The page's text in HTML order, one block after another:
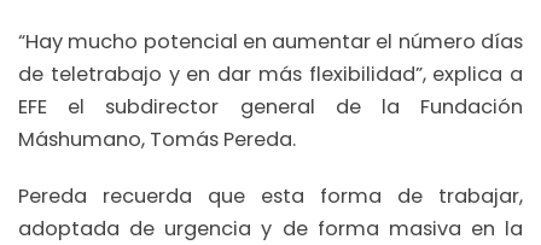
“Hay mucho potencial en aumentar el número días
de teletrabajo y en dar más flexibilidad”, explica a
EFE el subdirector general de la Fundación
Máshumano, Tomás Pereda.
Pereda recuerda que esta forma de trabajar,
adoptada de urgencia y de forma masiva en la